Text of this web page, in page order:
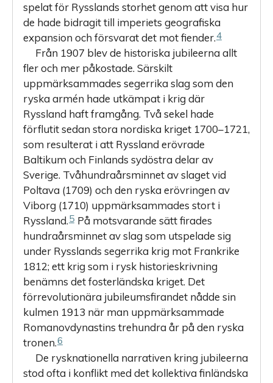
spelat för Rysslands storhet genom att visa hur
de hade bidragit till imperiets geografiska
expansion och försvarat det mot fiender.4
Från 1907 blev de historiska jubileerna allt
fler och mer påkostade. Särskilt
uppmärksammades segerrika slag som den
ryska armén hade utkämpat i krig där
Ryssland haft framgång. Två sekel hade
förflutit sedan stora nordiska kriget 1700–1721,
som resulterat i att Ryssland erövrade
Baltikum och Finlands sydöstra delar av
Sverige. Tvåhundra­årsminnet av slaget vid
Poltava (1709) och den ryska erövringen av
Viborg (1710) uppmärksammades stort i
Ryssland.5 På motsvarande sätt firades
hundraårsminnet av slag som utspelade sig
under Rysslands segerrika krig mot Frankrike
1812; ett krig som i rysk historie­skrivning
benämns det fosterländska kriget. Det
förrevolutionära jubileumsfirandet nådde sin
kulmen 1913 när man uppmärksammade
Romanovdynastins trehundra år på den ryska
tronen.6
De rysknationella narrativen kring jubileerna
stod ofta i konflikt med det kollektiva finländska